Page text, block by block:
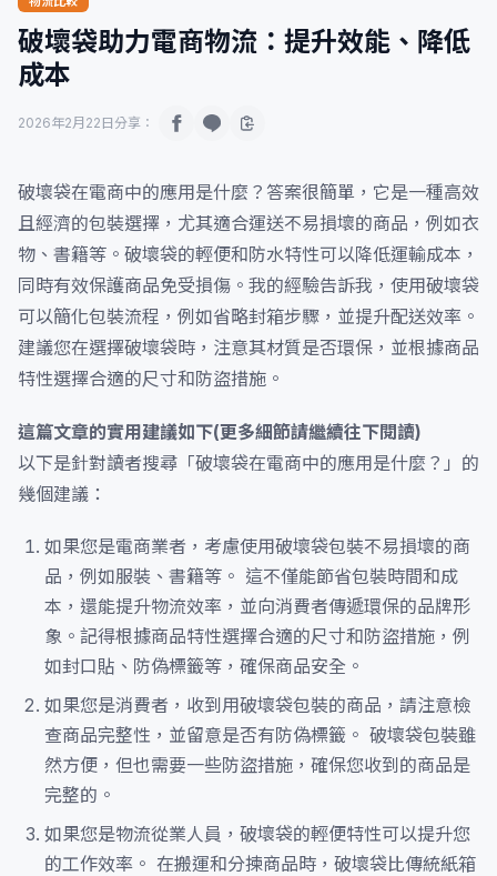
破壞袋助力電商物流：提升效能、降低
成本
2026年2月22日 分享：
破壞袋在電商中的應用是什麼？答案很簡單，它是一種高效
且經濟的包裝選擇，尤其適合運送不易損壞的商品，例如衣
物、書籍等。破壞袋的輕便和防水特性可以降低運輸成本，
同時有效保護商品免受損傷。我的經驗告訴我，使用破壞袋
可以簡化包裝流程，例如省略封箱步驟，並提升配送效率。
建議您在選擇破壞袋時，注意其材質是否環保，並根據商品
特性選擇合適的尺寸和防盜措施。
這篇文章的實用建議如下(更多細節請繼續往下閱讀)
以下是針對讀者搜尋「破壞袋在電商中的應用是什麼？」的
幾個建議：
如果您是電商業者，考慮使用破壞袋包裝不易損壞的商
品，例如服裝、書籍等。 這不僅能節省包裝時間和成
本，還能提升物流效率，並向消費者傳遞環保的品牌形
象。記得根據商品特性選擇合適的尺寸和防盜措施，例
如封口貼、防偽標籤等，確保商品安全。
如果您是消費者，收到用破壞袋包裝的商品，請注意檢
查商品完整性，並留意是否有防偽標籤。 破壞袋包裝雖
然方便，但也需要一些防盜措施，確保您收到的商品是
完整的。
如果您是物流從業人員，破壞袋的輕便特性可以提升您
的工作效率。 在搬運和分揀商品時，破壞袋比傳統紙箱